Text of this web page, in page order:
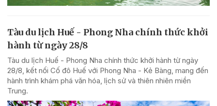
Tàu du lịch Huế - Phong Nha chính thức khởi
hành từ ngày 28/8
Tàu du lịch Huế - Phong Nha chính thức khởi hành từ ngày
28/8, kết nối Cố đô Huế với Phong Nha - Kẻ Bàng, mang đến
hành trình khám phá văn hóa, lịch sử và thiên nhiên miền
Trung.